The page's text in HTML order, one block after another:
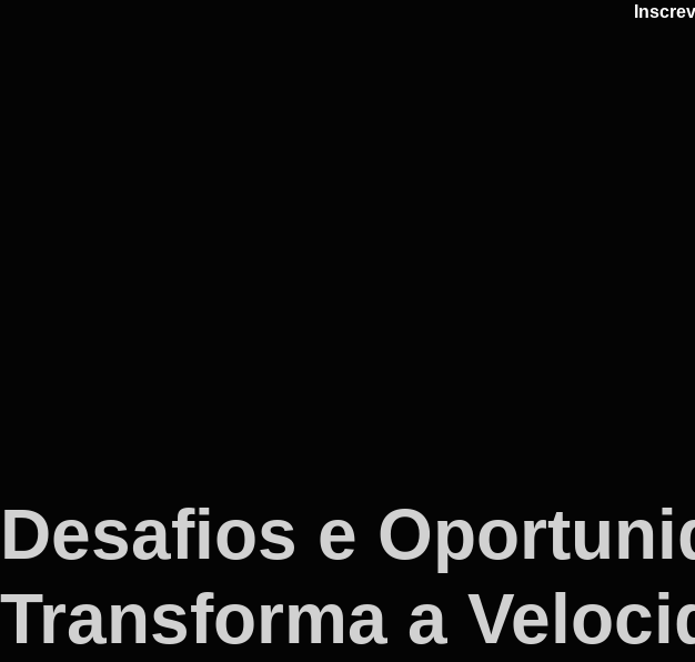
Desafios e
Transforma a